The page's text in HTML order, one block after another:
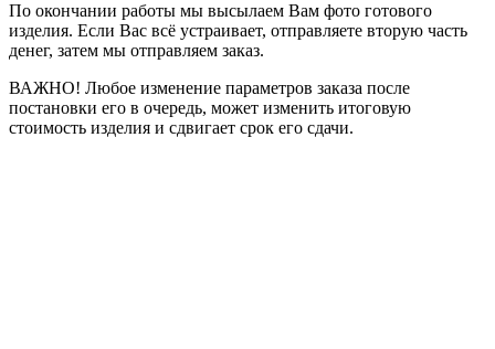
По окончании работы мы высылаем Вам фото готового
изделия. Если Вас всё устраивает, отправляете вторую часть
денег, затем мы отправляем заказ.
ВАЖНО! Любое изменение параметров заказа после
постановки его в очередь, может изменить итоговую
стоимость изделия и сдвигает срок его сдачи.